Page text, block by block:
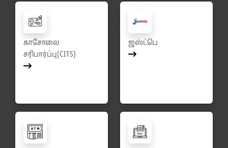
காசோலை
சரிபார்ப்பு(CITS)
ஜஸ்ட்பெ